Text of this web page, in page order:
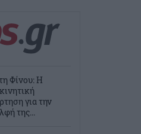
Φίνου: Η
για την
της...